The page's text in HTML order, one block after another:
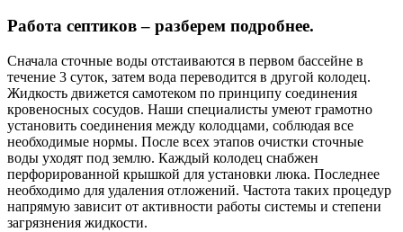
Работа септиков – разберем подробнее.
Сначала сточные воды отстаиваются в первом бассейне в
течение 3 суток, затем вода переводится в другой колодец.
Жидкость движется самотеком по принципу соединения
кровеносных сосудов. Наши специалисты умеют грамотно
установить соединения между колодцами, соблюдая все
необходимые нормы. После всех этапов очистки сточные
воды уходят под землю. Каждый колодец снабжен
перфорированной крышкой для установки люка. Последнее
необходимо для удаления отложений. Частота таких процедур
напрямую зависит от активности работы системы и степени
загрязнения жидкости.